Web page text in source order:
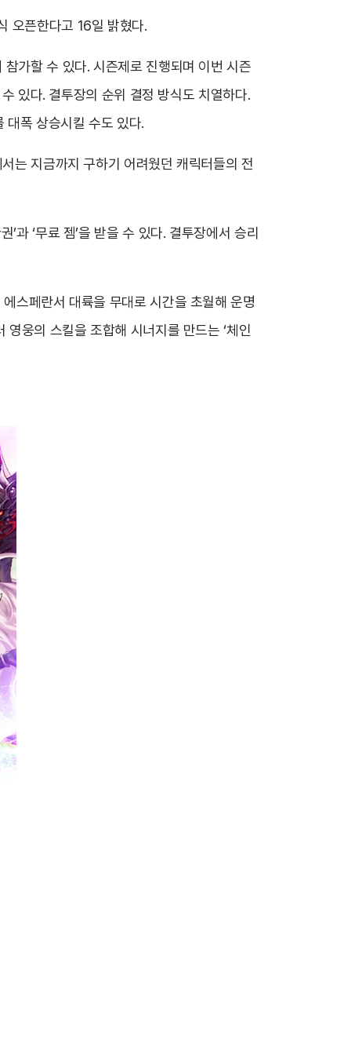
오픈한다고 16일 밝혔다.
가할 수 있다. 시즌제로 진행되며 이번 시즌
있다. 결투장의 순위 결정 방식도 치열하다.
대폭 상승시킬 수도 있다.
는 지금까지 구하기 어려웠던 캐릭터들의 전
과 ‘무료 젬’을 받을 수 있다. 결투장에서 승리
스페란서 대륙을 무대로 시간을 초월해 운명
웅의 스킬을 조합해 시너지를 만드는 ‘체인